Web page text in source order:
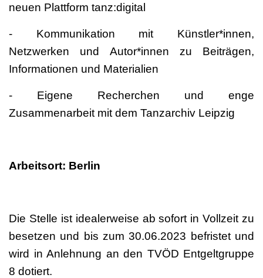
neuen Plattform tanz:digital
- Kommunikation mit Künstler*innen,
Netzwerken und Autor*innen zu Beiträgen,
Informationen und Materialien
- Eigene Recherchen und enge
Zusammenarbeit mit dem Tanzarchiv Leipzig
Arbeitsort: Berlin
Die Stelle ist idealerweise ab sofort in Vollzeit zu
besetzen und bis zum 30.06.2023 befristet und
wird in Anlehnung an den TVÖD Entgeltgruppe
8 dotiert.